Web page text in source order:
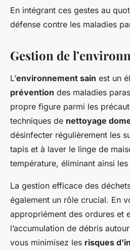
En intégrant ces gestes au
défense contre les maladies
Gestion de
L’environnement sain est un
prévention des maladies
propre figure parmi les
techniques de nettoyage
désinfecter régulièrement les
tapis et à laver le linge de
température, éliminant ainsi
La gestion efficace des
également un rôle crucial. En
appropriément des ordures et
l’accumulation de débris
vous minimisez les risques